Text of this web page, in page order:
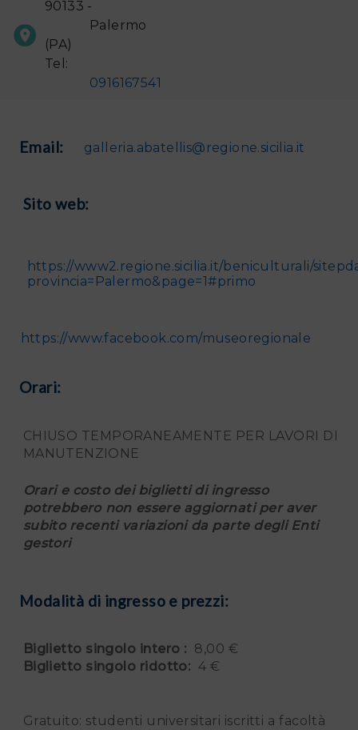
90133 -
Palermo
(PA)
Tel:
0916167541
Email: galleria.abatellis@regione.sicilia.it
Sito web:
https://www2.regione.sicilia.it/beniculturali/
provincia=Palermo&page=1#primo
https://www.facebook.com/museoregionale
Orari:
CHIUSO TEMPORANEAMENTE PER LAVORI DI
MANUTENZIONE
Orari e costo dei biglietti di ingresso
potrebbero non essere aggiornati per aver
subito recenti variazioni da parte degli Enti
gestori
Modalità di ingresso e prezzi:
Biglietto singolo intero : 8,00 €
Biglietto singolo ridotto: 4 €
Gratuito: studenti universitari iscritti a facoltà